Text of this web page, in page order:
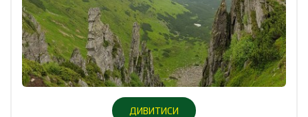
ДИВИТИСИ